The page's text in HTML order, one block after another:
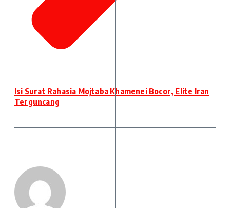
Isi Surat Rahasia Mojtaba Khamenei Bocor, Elite Iran
Terguncang